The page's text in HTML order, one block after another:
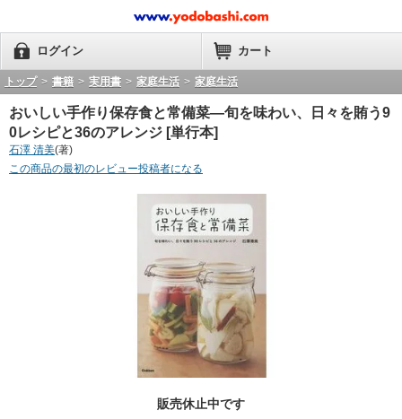
ログイン カート
トップ > 書籍 > 実用書 > 家庭生活 > 家庭生活
おいしい手作り保存食と常備菜―旬を味わい、日々を賄う9
0レシピと36のアレンジ [単行本]
石澤 清美(著)
この商品の最初のレビュー投稿者になる
販売休止中です